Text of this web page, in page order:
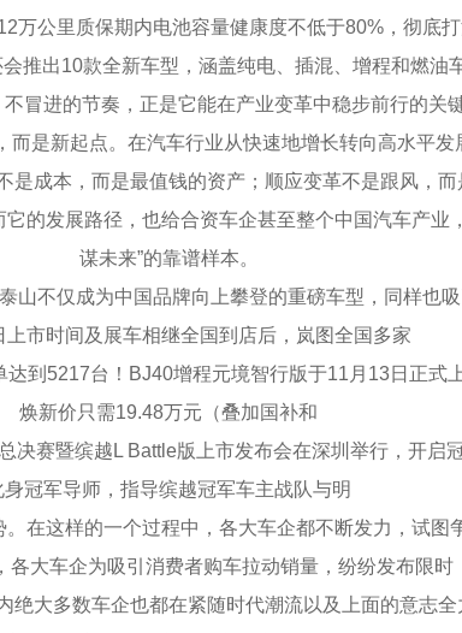
万公里质保期内电池容量健康度不低于80%，彻底打
出10款全新车型，涵盖纯电、插混、增程和燃油
冒进的节奏，正是它能在产业变革中稳步前行的关键
新起点。在汽车行业从快速地增长转向高水平发
是成本，而是最值钱的资产；顺应变革不是跟风，而
发展路径，也给合资车企甚至整个中国汽车产业
谋未来”的靠谱样本。
不仅成为中国品牌向上攀登的重磅车型，同样也
上市时间及展车相继全国到店后，岚图全国多家
5217台！BJ40增程元境智行版于11月13日正式
焕新价只需19.48万元（叠加国补和
赛暨缤越L Battle版上市发布会在深圳举行，开启
身冠军导师，指导缤越冠军车主战队与明
这样的一个过程中，各大车企都不断发力，试图
各大车企为吸引消费者购车拉动销量，纷纷发布限时
大多数车企也都在紧随时代潮流以及上面的意志全